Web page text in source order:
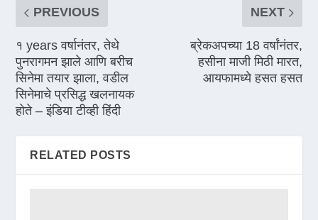
PREVIOUS
१ years वर्षानंतर, तेथे
पुनरागमन झाले आणि बरीच
सिनेमा तयार झाला, वडील
सिनेमाचे प्रसिद्ध खलनायक
होते – इंडिया टीव्ही हिंदी
NEXT
ब्रेकअपच्या 18 वर्षांनंतर,
हसीना माजी मिठी मारत,
आयफामध्ये हसत हसत
RELATED POSTS